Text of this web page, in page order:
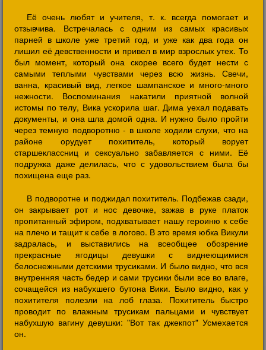
Её очень любят и учителя, т. к. всегда помогает и
отзывчива. Встречалась с одним из самых красивых
парней в школе уже третий год, и уже как два года он
лишил её девственности и привел в мир взрослых утех. То
был момент, который она скорее всего будет нести с
самыми теплыми чувствами через всю жизнь. Свечи,
ванна, красивый вид, легкое шампанское и много-много
нежности. Воспоминания накатили приятной волной
истомы по телу, Вика ускорила шаг. Дима уехал подавать
документы, и она шла домой одна. И нужно было пройти
через темную подворотню - в школе ходили слухи, что на
районе орудует похититель, который ворует
старшеклассниц и сексуально забавляется с ними. Её
подружка даже делилась, что с удовольствием была бы
похищена еще раз.
В подворотне и поджидал похититель. Подбежав сзади,
он закрывает рот и нос девочке, зажав в руке платок
пропитанный эфиром, подхватывает нашу героиню к себе
на плечо и тащит к себе в логово. В это время юбка Викули
задралась, и выставились на всеобщее обозрение
прекрасные ягодицы девушки с виднеющимися
белоснежными детскими трусиками. И было видно, что вся
внутренняя часть бедер и сами трусики были все во влаге,
сочащейся из набухшего бутона Вики. Было видно, как у
похитителя полезли на лоб глаза. Похититель быстро
проводит по влажным трусикам пальцами и чувствует
набухшую вагину девушки: "Вот так джекпот" Усмехается
он.